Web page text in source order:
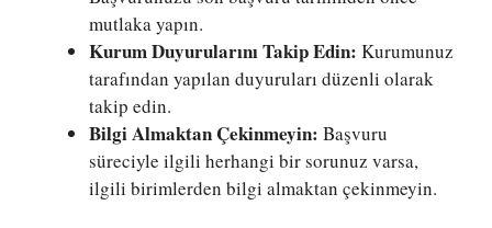
mutlaka yapın.
Kurum Duyurularını Takip Edin: Kurumunuz
tarafından yapılan duyuruları düzenli olarak
takip edin.
Bilgi Almaktan Çekinmeyin: Başvuru
süreciyle ilgili herhangi bir sorunuz varsa,
ilgili birimlerden bilgi almaktan çekinmeyin.